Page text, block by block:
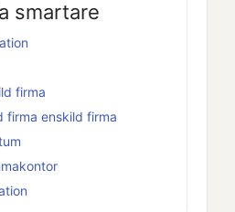
smartare
firma
firma enskild firma